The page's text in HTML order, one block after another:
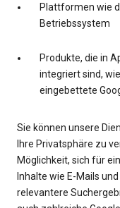
Plattformen wie
Betriebssystem
Produkte, die in
integriert sind,
eingebettete
Sie können unsere
Ihre Privatsphäre zu
Möglichkeit, sich für
Inhalte wie E-Mails
relevantere